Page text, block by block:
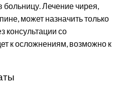
Лечение чирея,
может назначить только
консультации со
к осложнениям, возможно к